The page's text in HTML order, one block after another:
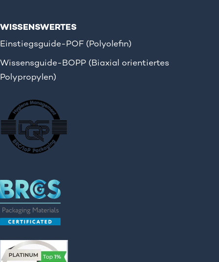
WISSENSWERTES
Einstiegsguide-POF (Polyolefin)
Wissensguide-BOPP (Biaxial orientiertes
Polypropylen)